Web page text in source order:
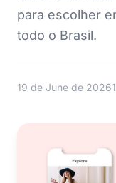
para escolher
todo o Brasil.
19 de June de 2026